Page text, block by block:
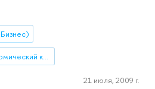
мировой финансово-экономический кризис
21 июля, 2009 г.